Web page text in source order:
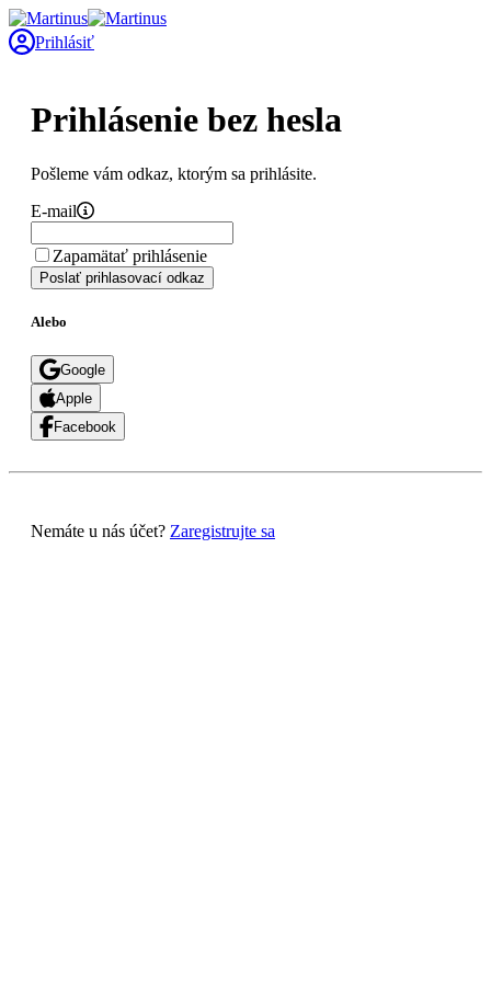
Prihlásiť
Prihlásenie bez hesla
Pošleme vám odkaz, ktorým sa prihlásite.
E-mail
Zapamätať prihlásenie
Poslať prihlasovací odkaz
Alebo
Google
Apple
Facebook
Nemáte u nás účet? Zaregistrujte sa